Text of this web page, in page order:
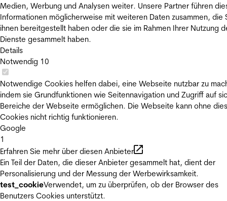
Medien, Werbung und Analysen weiter. Unsere Partner führen
Informationen möglicherweise mit weiteren Daten zusammen, die
ihnen bereitgestellt haben oder die sie im Rahmen Ihrer Nutzung
Dienste gesammelt haben.
Details
Notwendig 10
Notwendige Cookies helfen dabei, eine Webseite nutzbar zu
indem sie Grundfunktionen wie Seitennavigation und Zugriff auf
Bereiche der Webseite ermöglichen. Die Webseite kann ohne
Cookies nicht richtig funktionieren.
Google
1
Erfahren Sie mehr über diesen Anbieter
Ein Teil der Daten, die dieser Anbieter gesammelt hat, dient der
Personalisierung und der Messung der Werbewirksamkeit.
test_cookieVerwendet, um zu überprüfen, ob der Browser des
Benutzers Cookies unterstützt.